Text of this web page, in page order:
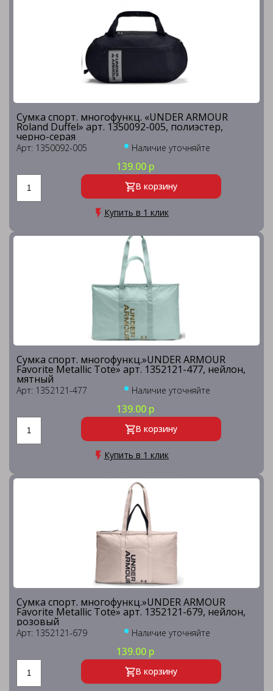
Сумка спорт. многофункц. «UNDER ARMOUR
Roland Duffel» арт. 1350092-005, полиэстер,
черно-серая
Арт: 1350092-005 Наличие уточняйте
139.00 р
В корзину
Купить в 1 клик
Сумка спорт. многофункц.»UNDER ARMOUR
Favorite Metallic Tote» арт. 1352121-477, нейлон,
мятный
Арт: 1352121-477 Наличие уточняйте
139.00 р
В корзину
Купить в 1 клик
Сумка спорт. многофункц.»UNDER ARMOUR
Favorite Metallic Tote» арт. 1352121-679, нейлон,
розовый
Арт: 1352121-679 Наличие уточняйте
139.00 р
В корзину